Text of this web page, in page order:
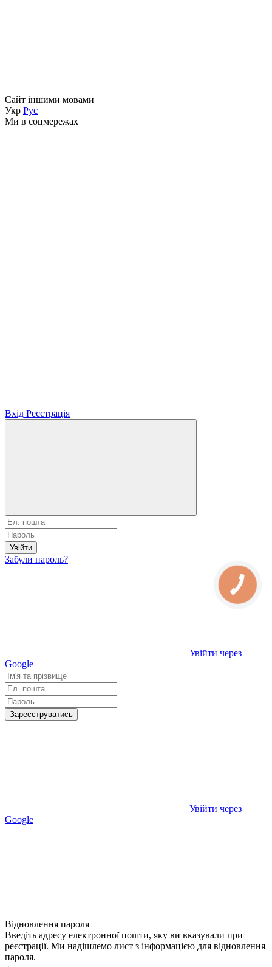
Сайт іншими мовами
Укр Рус
Ми в соцмережах
Вхід Реєстрація
Увійти
Забули пароль?
Увійти через
Google
Зареєструватись
Увійти через
Google
Відновлення пароля
Введіть адресу електронної пошти, яку ви вказували при
реєстрації. Ми надішлемо лист з інформацією для відновлення
пароля.